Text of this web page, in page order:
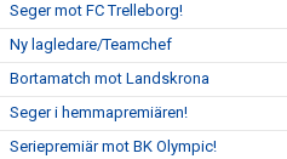
Seger mot FC Trelleborg!
Ny lagledare/Teamchef
Bortamatch mot Landskrona
Seger i hemmapremiären!
Seriepremiär mot BK Olympic!